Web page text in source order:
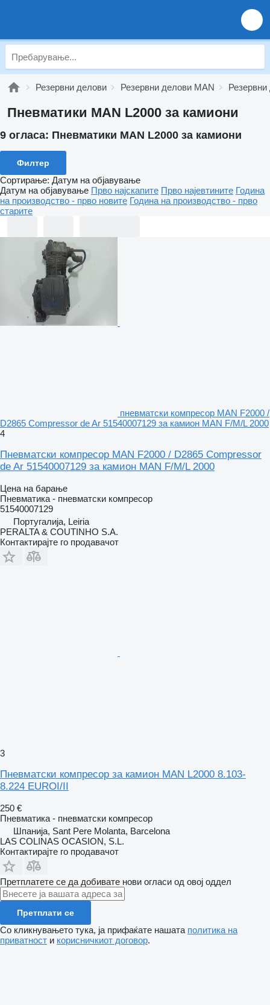
Резервни делови Резервни делови MAN
Пневматики MAN L2000 за камиони
9 огласа: Пневматики MAN L2000 за камиони
Филтер
Сортирање: Датум на објавување
Датум на објавување Прво најскапите Прво најевтините Година
на производство - прво новите Година на производство - прво
старите
пневматски компресор MAN F2000 /
D2865 Compressor de Ar 51540007129 за камион MAN F/M/L 2000
4
Пневматски компресор MAN F2000 / D2865 Compressor
de Ar 51540007129 за камион MAN F/M/L 2000
Цена на барање
Пневматика - пневматски компресор
51540007129
Португалија, Leiria
PERALTA & COUTINHO S.A.
Контактирајте го продавачот
3
Пневматски компресор за камион MAN L2000 8.103-
8.224 EUROI/II
250 €
Пневматика - пневматски компресор
Шпанија, Sant Pere Molanta, Barcelona
LAS COLINAS OCASION, S.L.
Контактирајте го продавачот
Претплатете се да добивате нови огласи од овој оддел
Претплати се
Со кликнувањето тука, ја прифаќате нашата политика на
приватност и корисничкиот договор.